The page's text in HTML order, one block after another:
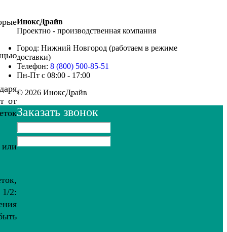
от
или
2:
ИноксДрайв
Проектно - производственная компания
Город: Нижний Новгород (работаем в режиме
доставки)
Телефон:8 (800) 500-85-51
Пн-Пт с 08:00 - 17:00
© 2026 ИноксДрайв
Заказать звонок